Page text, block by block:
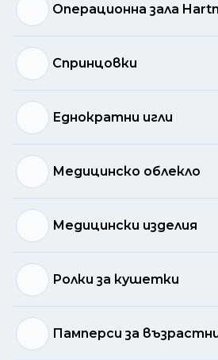
Операционна зала
Спринцовки
Еднократни игли
Медицинско облекло
Медицински изделия
Ролки за кушетки
Памперси за